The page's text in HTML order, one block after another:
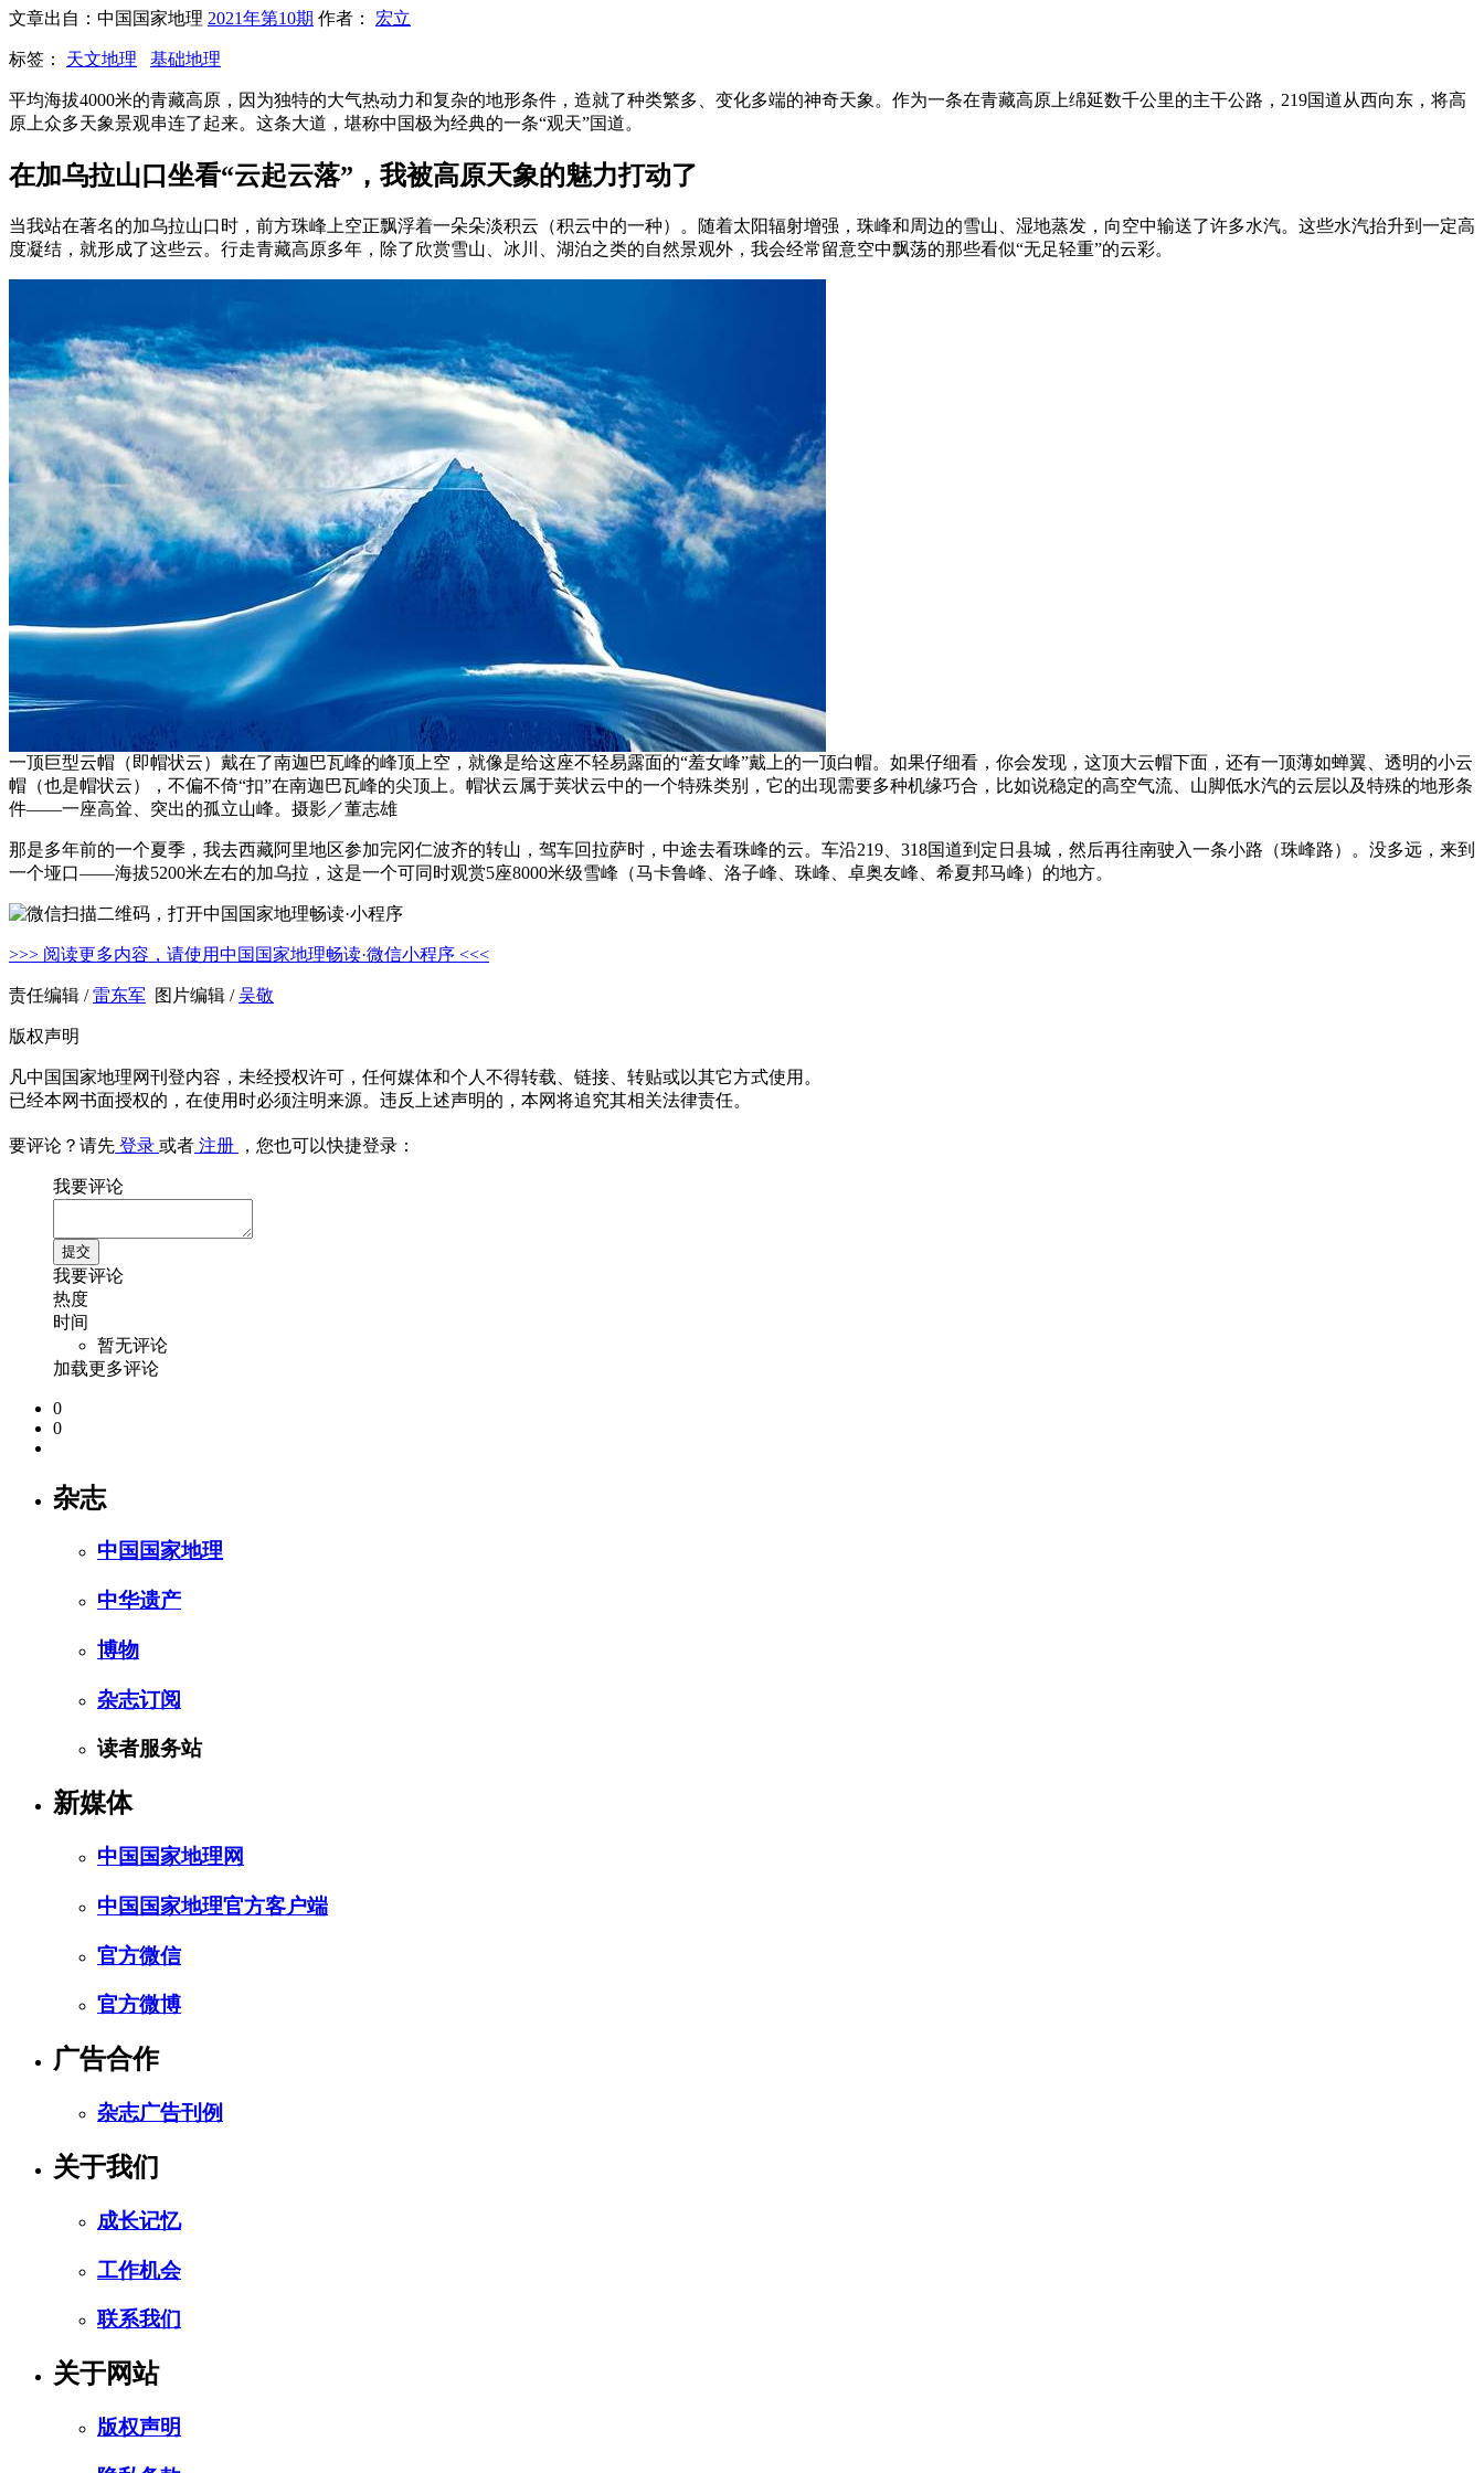
文章出自：中国国家地理 2021年第10期 作者： 宏立
标签： 天文地理 基础地理
平均海拔4000米的青藏高原，因为独特的大气热动力和复杂的地形条件，造就了种类繁多、变化多端的神奇天象。作为一条在青藏高原上绵延数千公里的主干公路，219国道从西向东，将高
原上众多天象景观串连了起来。这条大道，堪称中国极为经典的一条“观天”国道。
在加乌拉山口坐看“云起云落”，我被高原天象的魅力打动了
当我站在著名的加乌拉山口时，前方珠峰上空正飘浮着一朵朵淡积云（积云中的一种）。随着太阳辐射增强，珠峰和周边的雪山、湿地蒸发，向空中输送了许多水汽。这些水汽抬升到一定高
度凝结，就形成了这些云。行走青藏高原多年，除了欣赏雪山、冰川、湖泊之类的自然景观外，我会经常留意空中飘荡的那些看似“无足轻重”的云彩。
一顶巨型云帽（即帽状云）戴在了南迦巴瓦峰的峰顶上空，就像是给这座不轻易露面的“羞女峰”戴上的一顶白帽。如果仔细看，你会发现，这顶大云帽下面，还有一顶薄如蝉翼、透明的小云
帽（也是帽状云），不偏不倚“扣”在南迦巴瓦峰的尖顶上。帽状云属于荚状云中的一个特殊类别，它的出现需要多种机缘巧合，比如说稳定的高空气流、山脚低水汽的云层以及特殊的地形条
件——一座高耸、突出的孤立山峰。摄影／董志雄
那是多年前的一个夏季，我去西藏阿里地区参加完冈仁波齐的转山，驾车回拉萨时，中途去看珠峰的云。车沿219、318国道到定日县城，然后再往南驶入一条小路（珠峰路）。没多远，来到
一个垭口——海拔5200米左右的加乌拉，这是一个可同时观赏5座8000米级雪峰（马卡鲁峰、洛子峰、珠峰、卓奥友峰、希夏邦马峰）的地方。
>>> 阅读更多内容，请使用中国国家地理畅读·微信小程序 <<<
责任编辑 /雷东军 图片编辑 /吴敬
版权声明
凡中国国家地理网刊登内容，未经授权许可，任何媒体和个人不得转载、链接、转贴或以其它方式使用。
已经本网书面授权的，在使用时必须注明来源。违反上述声明的，本网将追究其相关法律责任。
要评论？请先 登录 或者 注册 ，您也可以快捷登录：
我要评论
我要评论
热度
时间
暂无评论
加载更多评论
0
0
杂志
中国国家地理
中华遗产
博物
杂志订阅
读者服务站
新媒体
中国国家地理网
中国国家地理官方客户端
官方微信
官方微博
广告合作
杂志广告刊例
关于我们
成长记忆
工作机会
联系我们
关于网站
版权声明